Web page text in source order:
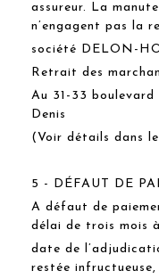
assureur. La
n’engagent pas la
société DELON-
Retrait des
Au 31-33
Denis
(Voir détails dans
5 - DÉFAUT DE
A défaut de
délai de trois mois
date de
restée